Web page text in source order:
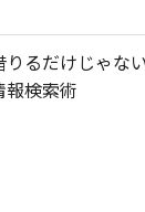
りるだけじゃ
報検索術